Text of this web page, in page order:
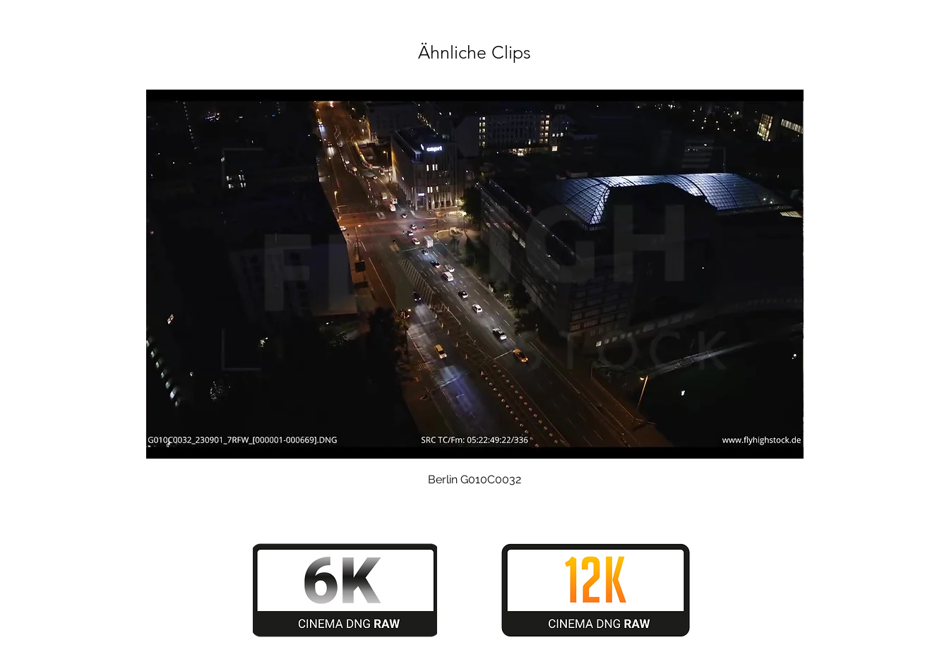
Ähnliche Clips
Schnellansicht
Berlin G010C0032